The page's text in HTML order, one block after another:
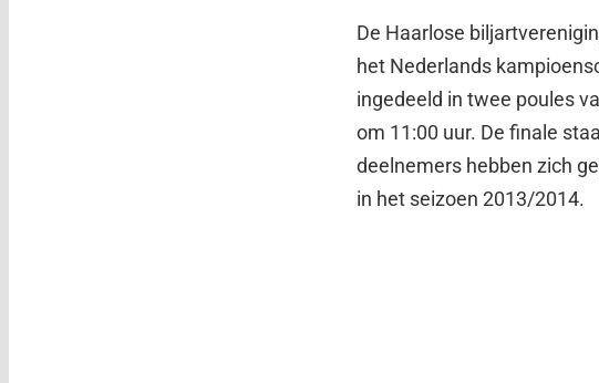
De Haarlose
het Nederlands
ingedeeld in twee poules
om 11:00 uur. De finale
deelnemers hebben zich
in het seizoen 2013/2014.